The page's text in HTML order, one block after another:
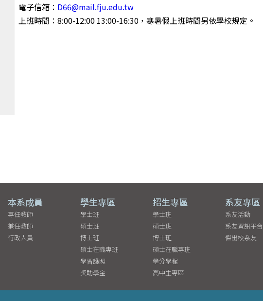
電子信箱： D66@mail.fju.edu.tw
上班時間：8:00-12:00 13:00-16:30，寒暑假上班時間另依學校規定。
本系成員
專任教師
兼任教師
行政人員
學生專區
學士班
碩士班
博士班
碩士在職專班
學習護照
獎助學金
招生專區
學士班
碩士班
博士班
碩士在職專班
學分學程
高中生專區
系友專區
系友活動
系友資訊平台
傑出校系友